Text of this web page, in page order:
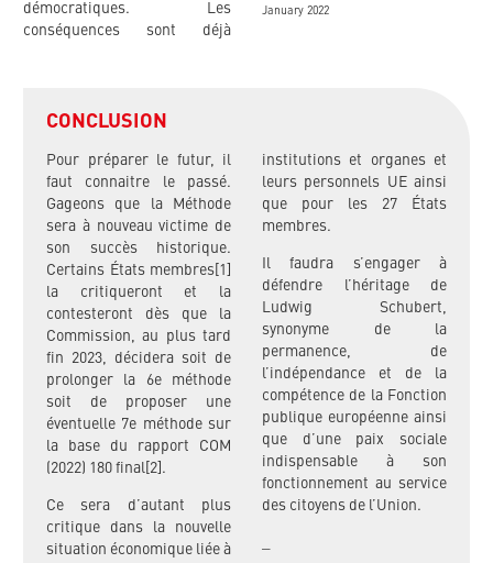
démocratiques. Les
conséquences sont déjà
January 2022
CONCLUSION
Pour préparer le futur, il
faut connaitre le passé.
Gageons que la Méthode
sera à nouveau victime de
son succès historique.
Certains États membres[1]
la critiqueront et la
contesteront dès que la
Commission, au plus tard
fin 2023, décidera soit de
prolonger la 6e méthode
soit de proposer une
éventuelle 7e méthode sur
la base du rapport COM
(2022) 180 final[2].
Ce sera d’autant plus
critique dans la nouvelle
situation économique liée à
institutions et organes et
leurs personnels UE ainsi
que pour les 27 États
membres.
Il faudra s’engager à
défendre l’héritage de
Ludwig Schubert,
synonyme de la
permanence, de
l’indépendance et de la
compétence de la Fonction
publique européenne ainsi
que d’une paix sociale
indispensable à son
fonctionnement au service
des citoyens de l’Union.